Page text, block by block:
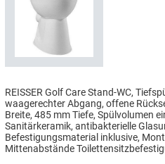
REISSER Golf Care Stand-WC,
waagerechter Abgang, offene
Breite, 485 mm Tiefe, Spülvolumen
Sanitärkeramik, antibakterielle
Befestigungsmaterial inklusive,
Mittenabstände